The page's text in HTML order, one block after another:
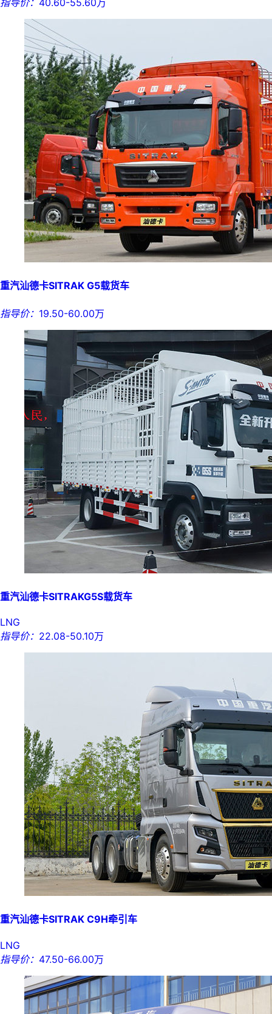
指导价： 40.60-55.60万
重汽汕德卡SITRAK G5载货车
指导价： 19.50-60.00万
重汽汕德卡SITRAKG5S载货车
LNG
指导价： 22.08-50.10万
重汽汕德卡SITRAK C9H牵引车
LNG
指导价： 47.50-66.00万